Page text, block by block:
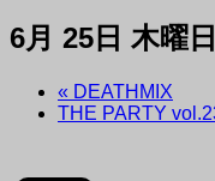
6月 25日 木曜
« DEATHMIX
THE PARTY